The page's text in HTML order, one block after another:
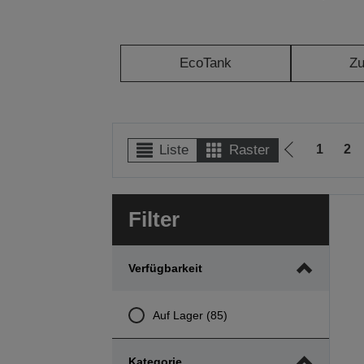
EcoTank
Liste Raster
Zur
Seite
1 2
Filter
Verfügbarkeit
Auf Lager (85)